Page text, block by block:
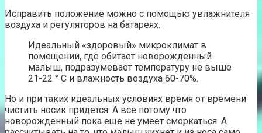
Исправить положение можно с помощью увлажнителя
воздуха и регуляторов на батареях.
Идеальный «здоровый» микроклимат в
помещении, где обитает новорожденный
малыш, подразумевает температуру не выше
21-22 ° С и влажность воздуха 60-70%.
Но и при таких идеальных условиях время от времени
чистить носик придется. А все потому что
новорожденный пока еще не умеет сморкаться. А